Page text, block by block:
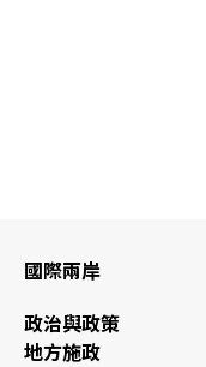
國際兩岸
政治與政策
地方施政